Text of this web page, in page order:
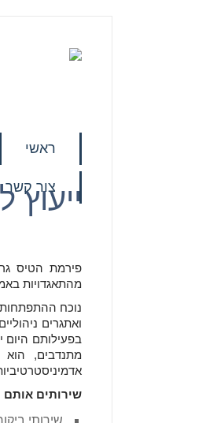
ראשי
צור קשר
ייעוץ
פירמת הטיס
מהתאגדויות
נוכח
ואתגרים
בפעילותם היום
מתנדבים, הוא
שירותים
שירותי